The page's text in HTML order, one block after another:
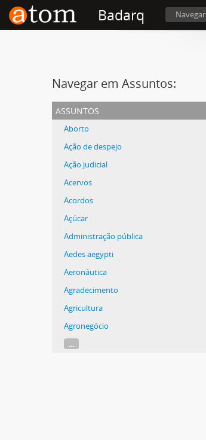
Badarq Navegar
Navegar em Assuntos:
assuntos
Aborto
Ação de despejo
Ação judicial
Acervos
Acordos
Açúcar
Administração pública
Aedes aegypti
Aeronáutica
Agradecimento
Agricultura
Agronegócio
...